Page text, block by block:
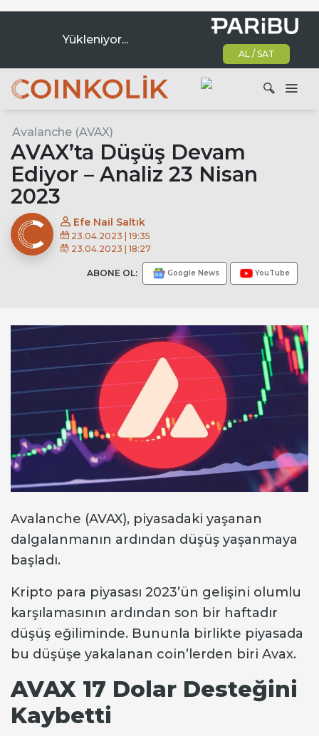
Yükleniyor...
AL / SAT
Ana dolaşım
Ara
Avalanche (AVAX)
AVAX’ta Düşüş Devam
Ediyor – Analiz 23 Nisan
2023
Efe Nail Saltık
23.04.2023 | 19:35
23.04.2023 | 18:27
ABONE OL: Google News YouTube
Avalanche (AVAX), piyasadaki yaşanan
dalgalanmanın ardından düşüş yaşanmaya
başladı.
Kripto para piyasası 2023’ün gelişini olumlu
karşılamasının ardından son bir haftadır
düşüş eğiliminde. Bununla birlikte piyasada
bu düşüşe yakalanan coin’lerden biri Avax.
AVAX 17 Dolar Desteğini
Kaybetti